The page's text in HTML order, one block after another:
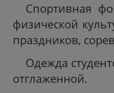
Спортивная
физической
праздников,
Одежда
отглаженной.